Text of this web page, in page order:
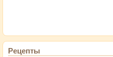
Рецепты